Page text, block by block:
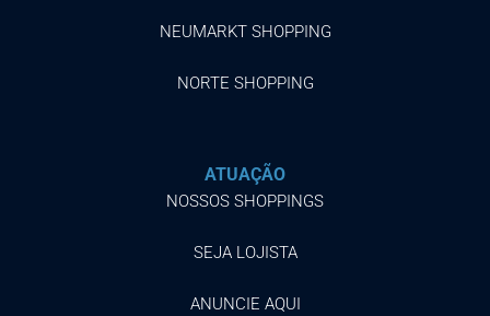
NEUMARKT SHOPPING
NORTE SHOPPING
ATUAÇÃO
NOSSOS SHOPPINGS
SEJA LOJISTA
ANUNCIE AQUI